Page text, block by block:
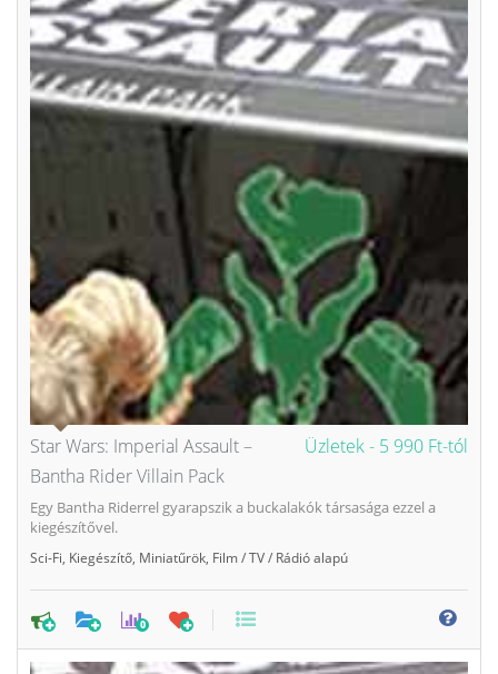
Üzletek - 5 990 Ft-tól
Star Wars: Imperial Assault –
Bantha Rider Villain Pack
Egy Bantha Riderrel gyarapszik a buckalakók társasága ezzel a
kiegészítővel.
Sci-Fi, Kiegészítő, Miniatűrök, Film / TV / Rádió alapú
0